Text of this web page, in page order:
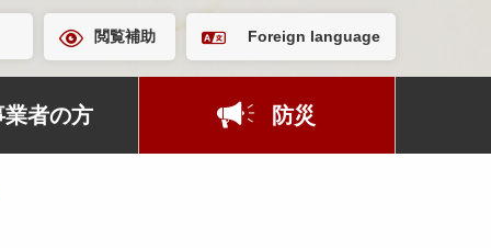
閲覧補助 Foreign language
業者の方 防災